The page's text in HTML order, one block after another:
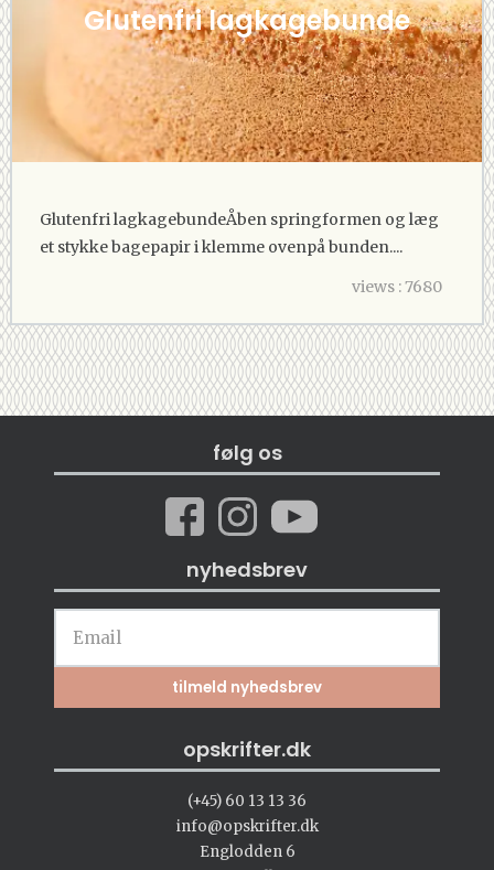
Glutenfri lagkagebunde
Glutenfri lagkagebundeÅben springformen og læg
et stykke bagepapir i klemme ovenpå bunden....
views : 7680
følg os
nyhedsbrev
opskrifter.dk
(+45) 60 13 13 36
info@opskrifter.dk
Englodden 6